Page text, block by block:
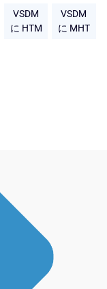
VSDM
に HTM
VSDM
に MHT